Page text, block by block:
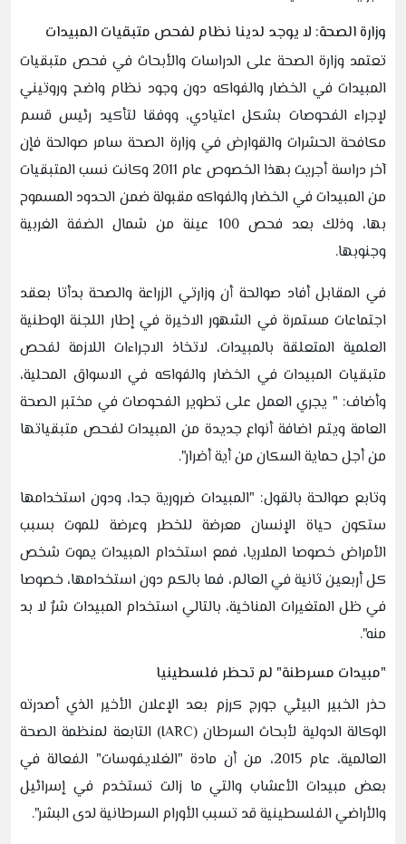
وزارة الصحة: لا يوجد لدينا نظام لفحص متبقيات المبيدات
تعتمد وزارة الصحة على الدراسات والأبحاث في فحص متبقيات
المبيدات في الخضار والفواكه دون وجود نظام واضح وروتيني
لإجراء الفحوصات بشكل اعتيادي، ووفقا لتأكيد رئيس قسم
مكافحة الحشرات والقوارض في وزارة الصحة سامر صوالحة فإن
آخر دراسة أجريت بهذا الخصوص عام 2011 وكانت نسب المتبقيات
من المبيدات في الخضار والفواكه مقبولة ضمن الحدود المسموح
بها، وذلك بعد فحص 100 عينة من شمال الضفة الغربية
وجنوبها.
في المقابل أفاد صوالحة أن وزارتي الزراعة والصحة بدأتا بعقد
اجتماعات مستمرة في الشهور الاخيرة في إطار اللجنة الوطنية
العلمية المتعلقة بالمبيدات، لاتخاذ الاجراءات اللازمة لفحص
متبقيات المبيدات في الخضار والفواكه في الاسواق المحلية،
وأضاف: " يجري العمل على تطوير الفحوصات في مختبر الصحة
العامة ويتم اضافة أنواع جديدة من المبيدات لفحص متبقياتها
من أجل حماية السكان من أية أضرار".
وتابع صوالحة بالقول: "المبيدات ضرورية جدا، ودون استخدامها
ستكون حياة الإنسان معرضة للخطر وعرضة للموت بسبب
الأمراض خصوصا الملاريا، فمع استخدام المبيدات يموت شخص
كل أربعين ثانية في العالم، فما بالكم دون استخدامها، خصوصا
في ظل المتغيرات المناخية، بالتالي استخدام المبيدات شرٌ لا بد
منه".
"مبيدات مسرطنة" لم تحظر فلسطينيا
حذر الخبير البيئي جورج كرزم بعد الإعلان الأخير الذي أصدرته
الوكالة الدولية لأبحاث السرطان (IARC) التابعة لمنظمة الصحة
العالمية، عام 2015، من أن مادة "الغلايفوسات" الفعالة في
بعض مبيدات الأعشاب والتي ما زالت تستخدم في إسرائيل
والأراضي الفلسطينية قد تسبب الأورام السرطانية لدى البشر".